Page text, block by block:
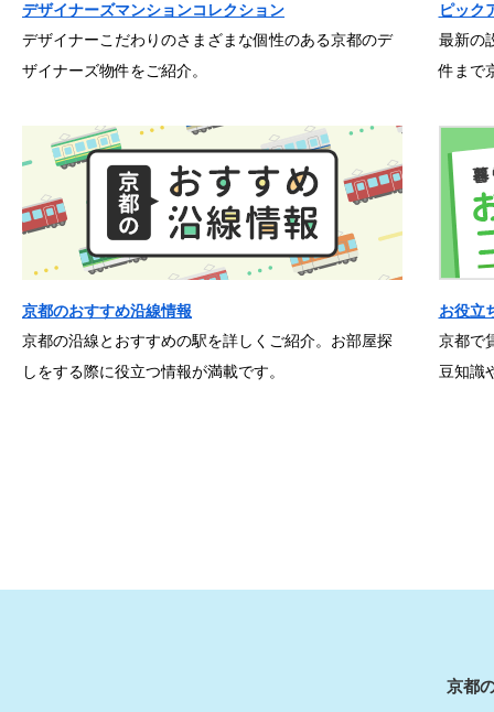
デザイナーズマンションコレクション
デザイナーこだわりのさまざまな個性のある京都のデ
ザイナーズ物件をご紹介。
ピック
最新の
件まで
京都のおすすめ沿線情報
京都の沿線とおすすめの駅を詳しくご紹介。お部屋探
しをする際に役立つ情報が満載です。
お役立
京都で
豆知識
京都